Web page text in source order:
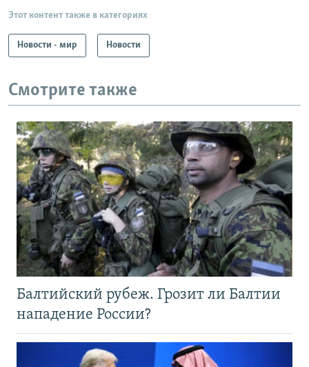
Этот контент также в категориях
Новости - мир Новости
Смотрите также
Балтийский рубеж. Грозит ли Балтии
нападение России?